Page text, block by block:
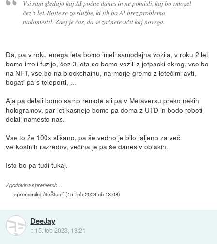
Vsi sam gledajo kaj AI počne danes in ne pomisli, kaj bo zmogel
čez 5 let. Bojte se za službe, ki jih bo AI brez problema
nadomestil. Zdej je čas, da se začnete učit kaj novega.
Da, pa v roku enega leta bomo imeli samodejna vozila, v roku 2 let
bomo imeli fuzijo, čez 3 leta se bomo vozili z jetpacki okrog, vse bo
na NFT, vse bo na blockchainu, na morje gremo z letečimi avti,
bogati pa s teleporti, ...
Aja pa delali bomo samo remote ali pa v Metaversu preko nekih
hologramov, par let kasneje bomo pa doma z UTD in bodo roboti
delali namesto nas.
Vse to že 100x slišano, pa še vedno je bilo faljeno za več
velikostnih razredov, večina je pa še danes v oblakih.
Isto bo pa tudi tukaj.
Zgodovina sprememb…
spremenilo:AtaŠtumf(15. feb 2023 ob 13:08)
DeeJay
:: 15. feb 2023, 13:21